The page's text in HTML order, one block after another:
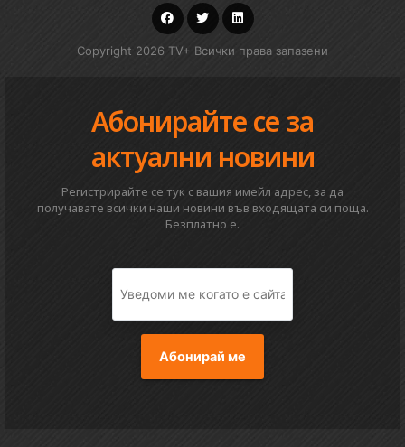
Copyright 2026 TV+ Всички права запазени
Абонирайте се за
актуални новини
Регистрирайте се тук с вашия имейл адрес, за да
получавате всички наши новини във входящата си поща.
Безплатно е.
Абонирай ме